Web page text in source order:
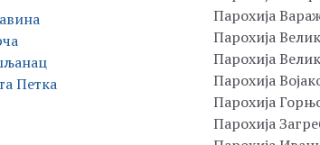
Петка
Парохија
Парохија
Парохија
Парохија
Парохија
Парохија